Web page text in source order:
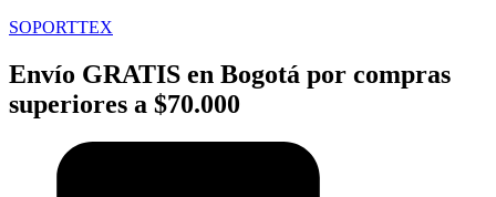
SOPORTTEX
Envío GRATIS en Bogotá por compras
superiores a $70.000